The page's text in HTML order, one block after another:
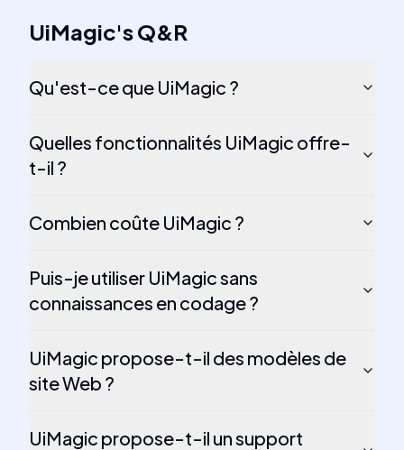
UiMagic'sQ&R
Qu'est-ce que UiMagic ?
Quelles fonctionnalités UiMagic offre-
t-il ?
Combien coûte UiMagic ?
Puis-je utiliser UiMagic sans
connaissances en codage ?
UiMagic propose-t-il des modèles de
site Web ?
UiMagic propose-t-il un support